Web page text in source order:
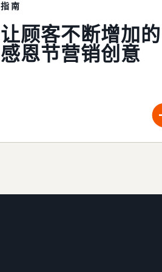
指南
让顾客不断增加的
感恩节营销创意